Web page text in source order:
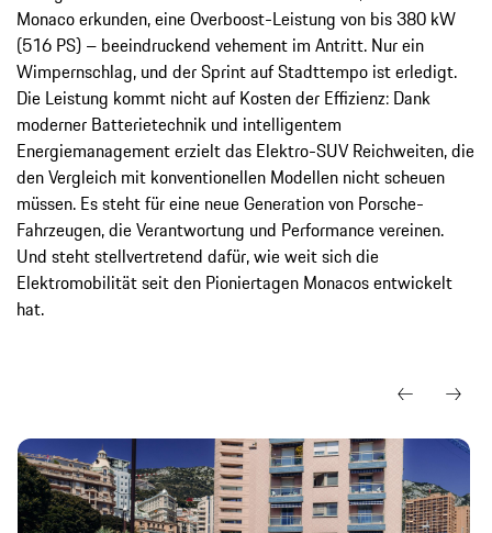
Monaco erkunden, eine Overboost-Leistung von bis 380 kW
(516 PS) – beeindruckend vehement im Antritt. Nur ein
Wimpernschlag, und der Sprint auf Stadttempo ist erledigt.
Die Leistung kommt nicht auf Kosten der Effizienz: Dank
moderner Batterietechnik und intelligentem
Energiemanagement erzielt das Elektro-SUV Reichweiten, die
den Vergleich mit konventionellen Modellen nicht scheuen
müssen. Es steht für eine neue Generation von Porsche-
Fahrzeugen, die Verantwortung und Performance vereinen.
Und steht stellvertretend dafür, wie weit sich die
Elektromobilität seit den Pioniertagen Monacos entwickelt
hat.